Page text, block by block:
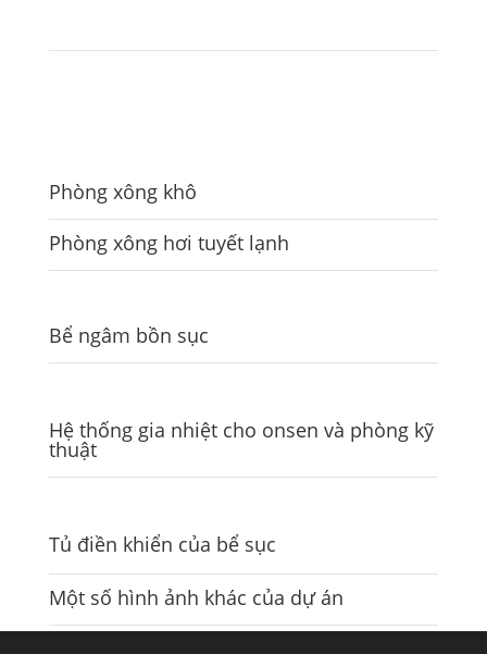
Phòng xông khô
Phòng xông hơi tuyết lạnh
Bể ngâm bồn sục
Hệ thống gia nhiệt cho onsen và phòng kỹ
thuật
Tủ điền khiển của bể sục
Một số hình ảnh khác của dự án